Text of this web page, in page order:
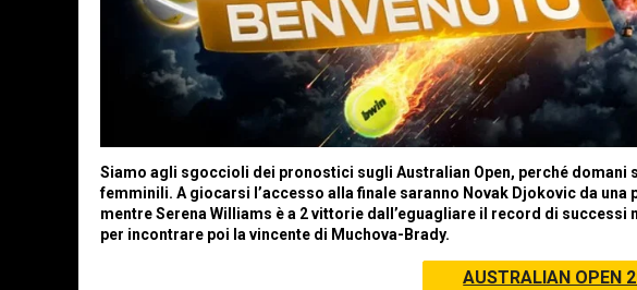
Siamo agli sgoccioli dei pronostici sugli Australian Open, perché domani
femminili. A giocarsi l’accesso alla finale saranno Novak Djokovic da
mentre Serena Williams è a 2 vittorie dall’eguagliare il record di successi
per incontrare poi la vincente di Muchova-Brady.
AUSTRALIAN OPEN